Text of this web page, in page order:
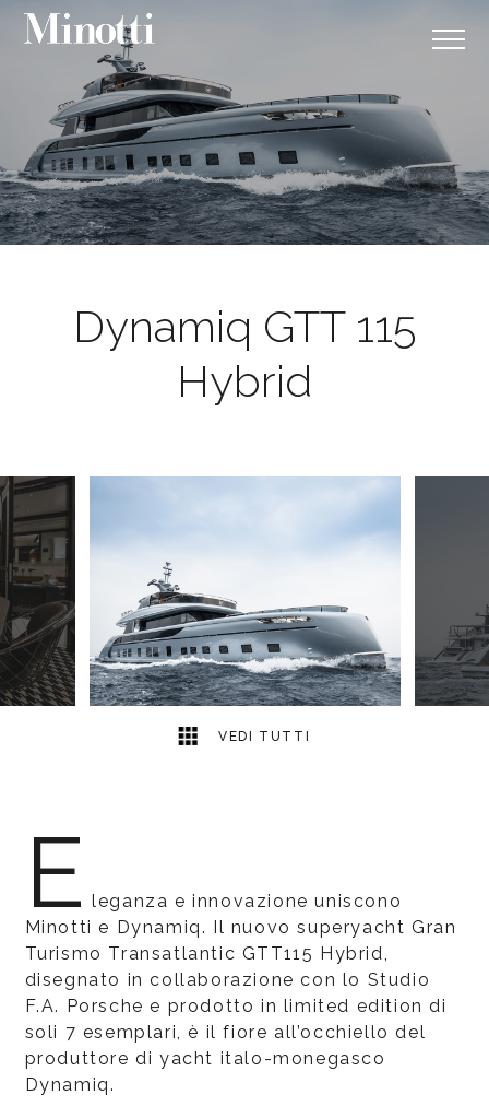
Dynamiq GTT 115
Hybrid
VEDI TUTTI
9
E leganza e innovazione uniscono
Minotti e Dynamiq. Il nuovo superyacht Gran
Turismo Transatlantic GTT115 Hybrid,
disegnato in collaborazione con lo Studio
F.A. Porsche e prodotto in limited edition di
soli 7 esemplari, è il fiore all’occhiello del
produttore di yacht italo-monegasco
Dynamiq.